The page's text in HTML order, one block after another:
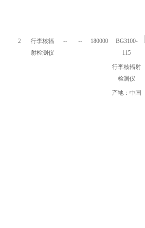
2
行李核辐
射检测仪
-- -- 180000
BG3100-
115
行李核辐射
检测仪
产地：中国